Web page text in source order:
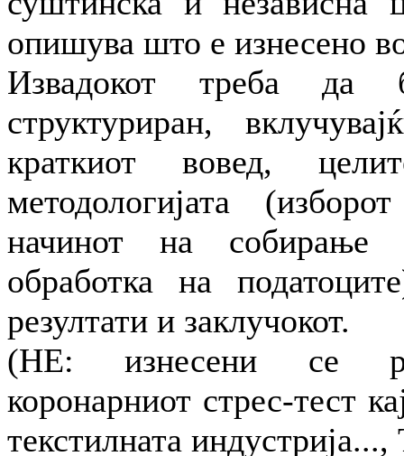
опишува што е изнесено
Извадокот треба да
структуриран,
краткиот вовед,
методологијата
начинот на
обработка на
резултати и заклучокот.
(НЕ: изнесени се
коронарниот стрес-тест
текстилната